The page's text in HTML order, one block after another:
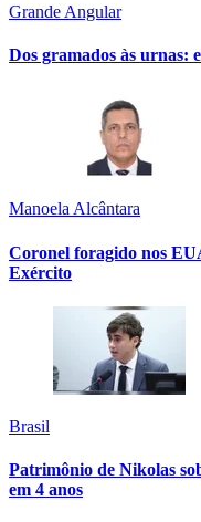
Grande Angular
Dos gramados às urnas:
Manoela Alcântara
Coronel foragido nos
Exército
Brasil
Patrimônio de Nikolas
em 4 anos